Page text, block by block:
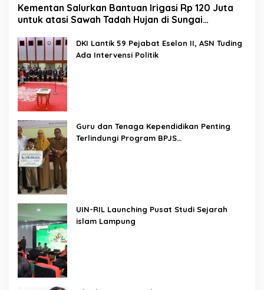
Kementan Salurkan Bantuan Irigasi Rp 120 Juta
untuk atasi Sawah Tadah Hujan di Sungai
DKI Lantik 59 Pejabat Eselon II, ASN Tuding
Ada Intervensi Politik
Guru dan Tenaga Kependidikan Penting
Terlindungi Program BPJS
UIN-RIL Launching Pusat Studi Sejarah
islam Lampung